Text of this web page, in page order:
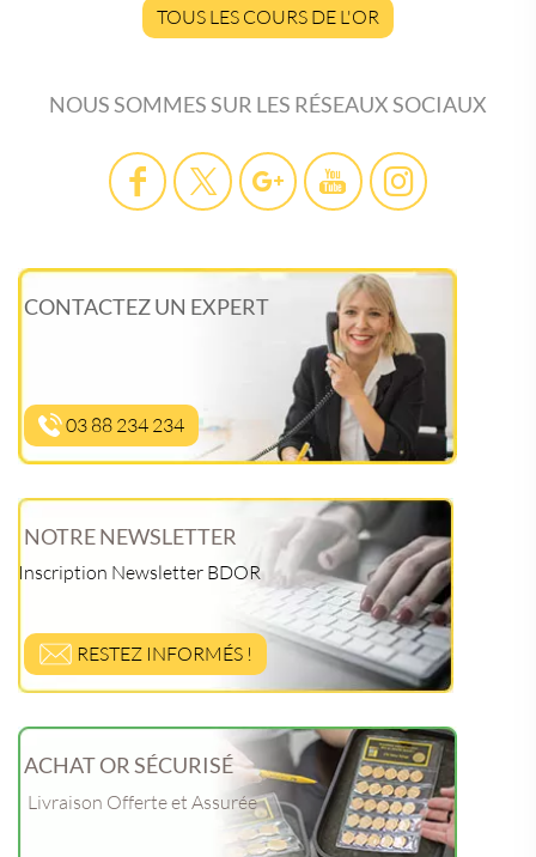
TOUS LES COURS DE L'OR
NOUS SOMMES SUR LES RÉSEAUX SOCIAUX
CONTACTEZ UN EXPERT
03 88 234 234
NOTRE NEWSLETTER
Inscription Newsletter BDOR
RESTEZ INFORMÉS !
ACHAT OR SÉCURISÉ
Livraison Offerte et Assurée